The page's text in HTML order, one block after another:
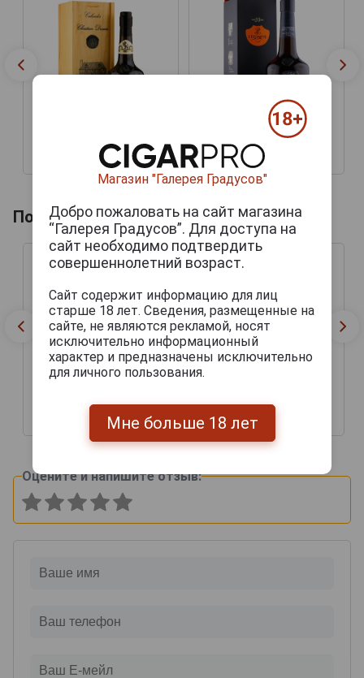
36 318 руб. 17 922 руб.
Похожие товары по году производства
58 559 руб. 116 628 руб.
Оцените и напишите отзыв:
Магазин "Галерея Градусов"
Добро пожаловать на сайт магазина
“Галерея Градусов”. Для доступа на
сайт необходимо подтвердить
совершеннолетний возраст.
Сайт содержит информацию для лиц
старше 18 лет. Сведения, размещенные на
сайте, не являются рекламой, носят
исключительно информационный
характер и предназначены исключительно
для личного пользования.
Мне больше 18 лет